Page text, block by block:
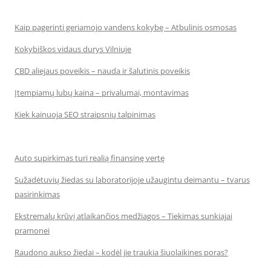
Kaip pagerinti geriamojo vandens kokybę – Atbulinis osmosas
Kokybiškos vidaus durys Vilniuje
CBD aliejaus poveikis – nauda ir šalutinis poveikis
Įtempiamų lubų kaina – privalumai, montavimas
Kiek kainuoja SEO straipsnių talpinimas
Auto supirkimas turi realią finansinę vertę
Sužadėtuvių žiedas su laboratorijoje užaugintu deimantu – tvarus
pasirinkimas
Ekstremalų krūvį atlaikančios medžiagos – Tiekimas sunkiajai
pramonei
Raudono aukso žiedai – kodėl jie traukia šiuolaikines poras?